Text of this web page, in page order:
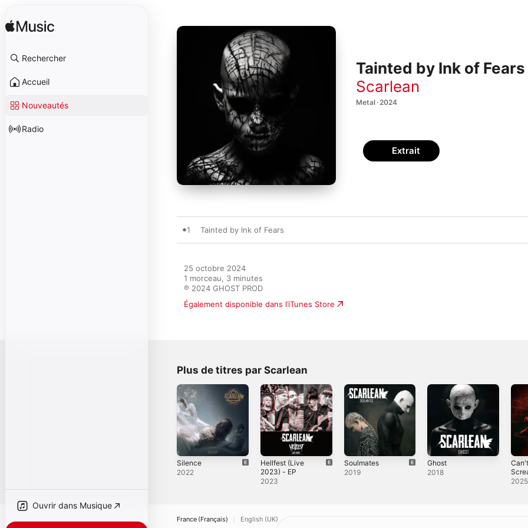
Rechercher
Accueil
Nouveautés
Radio
Ouvrir dans Musique
Tainted by Ink of
Scarlean
Metal · 2024
Extrait
1 Tainted by Ink of Fears
25 octobre 2024
1 morceau, 3 minutes
℗ 2024 GHOST PROD
Également disponible dans l’iTunes Store
Plus de titres par Scarlean
Silence
2022
Hellfest (Live
2023) - EP
2023
Soulmates
2019
Ghost
2018
2025
France (Français) English (UK)